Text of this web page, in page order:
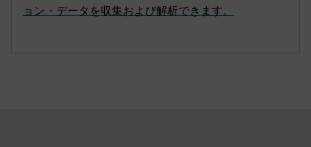
ョン・データを収集および解析できます。